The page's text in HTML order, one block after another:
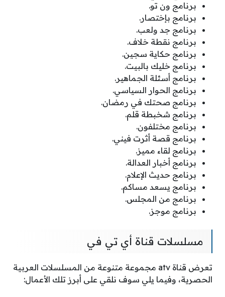
برنامج ون تو.
برنامج بإختصار.
برنامج جد ولعب.
برنامج نقطة خلاف.
برنامج حكاية سجين.
برنامج خليك بالبيت.
برنامج أسئلة الجماهير.
برنامج الحوار السياسي.
برنامج صحتك في رمضان.
برنامج شخبطة قلم.
برنامج مختلفون.
برنامج قصة أثرت فيني.
برنامج لقاء مميز.
برنامج أخبار العدالة.
برنامج حديث الإعلام.
برنامج يسعد مساكم.
برنامج من المجلس.
برنامج موجز.
مسلسلات قناة أي تي في
تعرض قناة atv مجموعة متنوعة من المسلسلات العربية
الحصرية، وفيما يلي سوف نلقي على أبرز تلك الأعمال: